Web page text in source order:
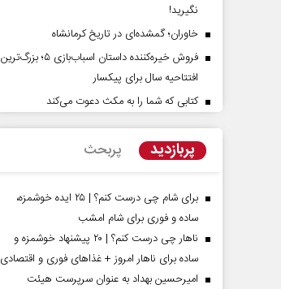
نگیرید!
خاوران؛ گمشده‌ای در تاریخ کرمانشاه
فروش خیره‌کننده داستان اسباب‌بازی ۵؛ بزرگ‌ترین
افتتاحیه سال برای پیکسار
کتابی که شما را به مکث دعوت می‌کند
پربازدید پربحث
برای شام چی درست کنم؟ | ۲۵ ایده خوشمزه،
ساده و فوری برای شام امشب
ناهار چی درست کنم؟ | ۲۰ پیشنهاد خوشمزه و
ساده برای ناهار امروز + غذاهای فوری و اقتصادی
امیرحسین بهداد به عنوان سرپرست هیئت
- عضو کمیسیون اجتماعی